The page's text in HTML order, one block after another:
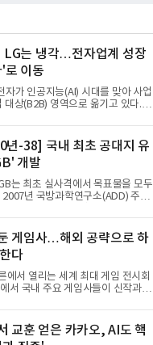
LG는 냉각…전자업계 성장
로 이동
자가 인공지능(AI) 시대를 맞아 사업
대상(B2B) 영역으로 옮기고 있다.
성전자는 AI 반도체를 중심으로 데
공략을 강화하고 LG전자는 냉각솔
기업용 솔루션 사업 확대에 속도를
에 따르면 LG전자는 2분기 생활가
품 경쟁력에 더해 B2B 사업 확대 효
어한 반면 삼성전자는 디바이스경험
활가전 수익성이 악화됐다. 대신 삼
년-38] 국내 최초 공대지 유
개발
는 최초 실사격에서 목표물을 모두
년 국방과학연구소(ADD) 주관
계개발에는 총 400여억 원의 개발
간이 소요됐다. 한국형 GPS 유도폭
GPS Guided Bomb)는 국내 최초
탄으로 2012년에 최종 전투용 적합
리 공군이 운용하는 모든 전투기에
는 일반목적폭탄(General
장착하여 운용토록 개발됐다.이
하는 명령통신장치(PDU, P
게임사…해외 공략으로 하
다
에서 열리는 세계 최대 게임 전시회
서 국내 주요 게임사들이 신작과 글
운데 하반기 신작 흥행과 해외 시장
우할 핵심 변수로 떠오르고 있다.8일
해 상반기 게임업계는 기업별 성적
교훈 얻은 카카오, AI도 핵